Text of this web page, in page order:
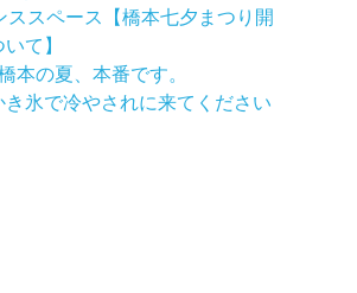
ススペース【橋本七夕まつり開
て】
本の夏、本番です。
き氷で冷やされに来てください